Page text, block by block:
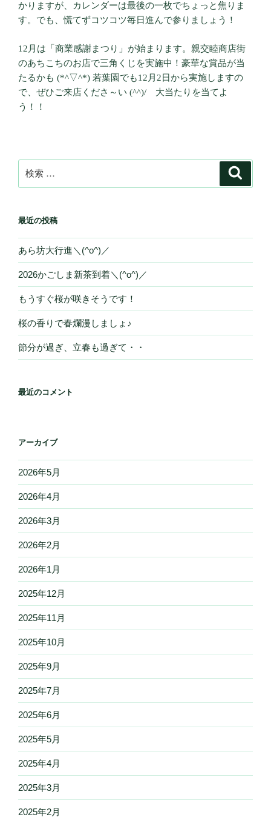
かりますが、カレンダーは最後の一枚でちょっと焦りま
す。でも、慌てずコツコツ毎日進んで参りましょう！
12月は「商業感謝まつり」が始まります。親交睦商店街
のあちこちのお店で三角くじを実施中！豪華な賞品が当
たるかも (*^▽^*) 若葉園でも12月2日から実施しますの
で、ぜひご来店くださ～い (^^)/ 大当たりを当てよ
う！！
検
索:
最近の投稿
あら坊大行進＼(^o^)／
2026かごしま新茶到着＼(^o^)／
もうすぐ桜が咲きそうです！
桜の香りで春爛漫しましょ♪
節分が過ぎ、立春も過ぎて・・
最近のコメント
アーカイブ
2026年5月
2026年4月
2026年3月
2026年2月
2026年1月
2025年12月
2025年11月
2025年10月
2025年9月
2025年7月
2025年6月
2025年5月
2025年4月
2025年3月
2025年2月